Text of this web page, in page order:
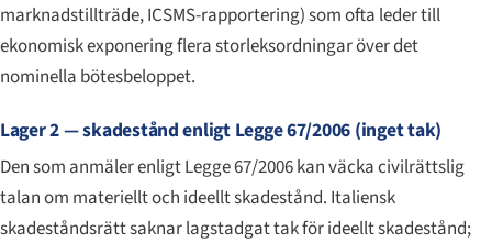
marknadstillträde, ICSMS-rapportering) som ofta leder till
ekonomisk exponering flera storleksordningar över det
nominella bötesbeloppet.
Lager 2 — skadestånd enligt Legge 67/2006 (inget tak)
Den som anmäler enligt Legge 67/2006 kan väcka civilrättslig
talan om materiellt och ideellt skadestånd. Italiensk
skadeståndsrätt saknar lagstadgat tak för ideellt skadestånd;